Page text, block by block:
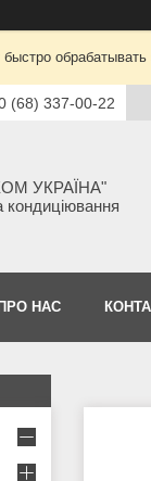
(68) 337-00-22
УКРАЇНА"
кондиціювання
ПРО НАС